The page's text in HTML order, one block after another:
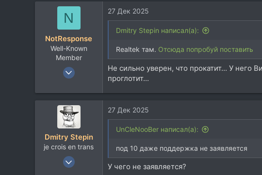
14.171
Москвы
N
NotResponse
Well-Known
Member
30 Авг 2021
2.599
27 Дек 2025
Dmitry Stepin написал(а):
Realtek там. Отсюда попробуй поставить
Не сильно уверен, что прокатит... У него
проглотит...
Dmitry Stepin
je crois en trans
12 Янв 2004
27 Дек 2025
UnCleNooBer написал(а):
под 10 даже поддержка не заявляется
У чего не заявляется?